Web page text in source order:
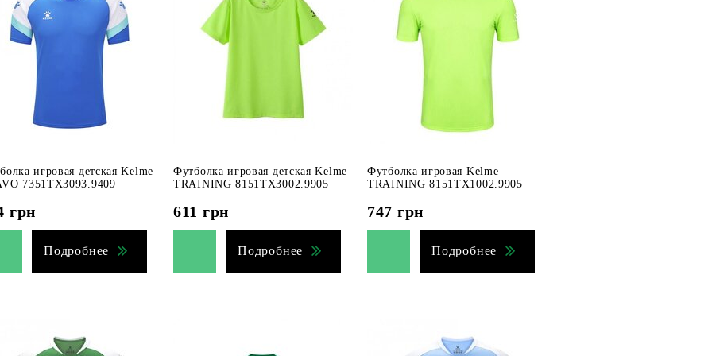
игровая детская Kelme
7351TX3093.9409
грн
Подробнее
Футболка игровая детская Kelme
TRAINING 8151TX3002.9905
611 грн
Подробнее
Футболка игровая Kelme
TRAINING 8151TX1002.9905
747 грн
Подробнее